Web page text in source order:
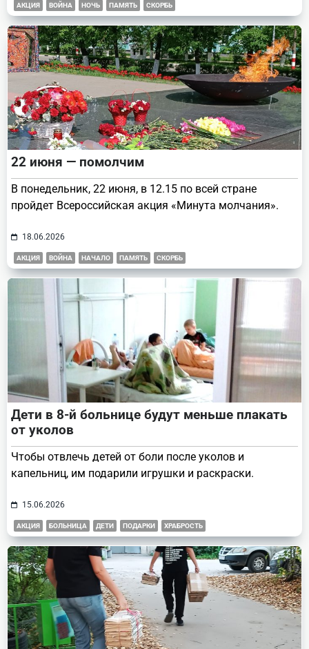
АКЦИЯ ВОЙНА НОЧЬ ПАМЯТЬ СКОРБЬ
22 июня — помолчим
В понедельник, 22 июня, в 12.15 по всей стране
пройдет Всероссийская акция «Минута молчания».
18.06.2026
АКЦИЯ ВОЙНА НАЧАЛО ПАМЯТЬ СКОРБЬ
Дети в 8-й больнице будут меньше плакать
от уколов
Чтобы отвлечь детей от боли после уколов и
капельниц, им подарили игрушки и раскраски.
15.06.2026
АКЦИЯ БОЛЬНИЦА ДЕТИ ПОДАРКИ ХРАБРОСТЬ